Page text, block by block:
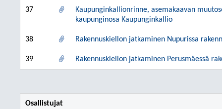
37
Kaupunginkallionrinne, asemakaavan
kaupunginosa Kaupunginkallio
38 Rakennuskiellon jatkaminen Nupurissa
39 Rakennuskiellon jatkaminen Perusmäessä
Osallistujat